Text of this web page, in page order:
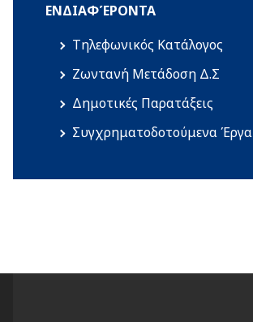
ΕΝΔΙΑΦΈΡΟΝΤΑ
Τηλεφωνικός Κατάλογος
Ζωντανή Μετάδοση Δ.Σ
Δημοτικές Παρατάξεις
Συγχρηματοδοτούμενα Έργα